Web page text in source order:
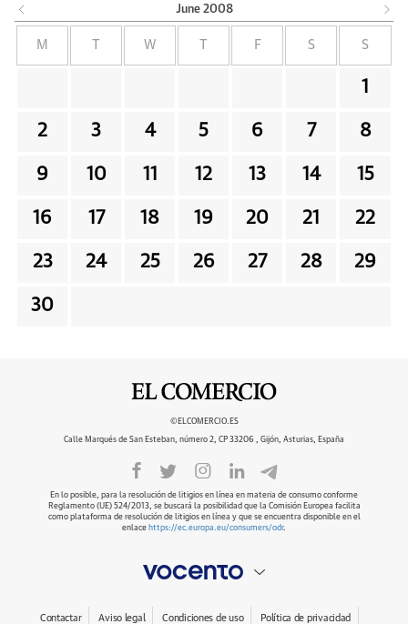
June 2008
M W F S S
1
2 3 4 5 6 7 8
9 10 11 12 13 14 15
16 17 18 19 20 21 22
23 24 25 26 27 28 29
30
©ELCOMERCIO.ES
Calle Marqués de San Esteban, número 2, CP 33206 , Gijón, Asturias, España
En lo posible, para la resolución de litigios en línea en materia de consumo conforme
Reglamento (UE) 524/2013, se buscará la posibilidad que la Comisión Europea facilita
como plataforma de resolución de litigios en línea y que se encuentra disponible en el
enlace https://ec.europa.eu/consumers/odr.
Contactar Aviso legal Condiciones de uso Política de privacidad